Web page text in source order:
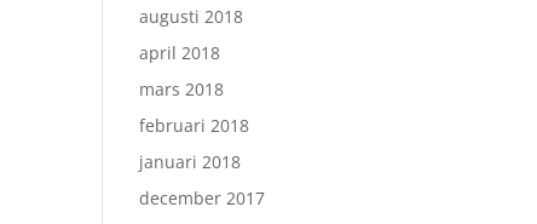
augusti 2018
april 2018
mars 2018
februari 2018
januari 2018
december 2017